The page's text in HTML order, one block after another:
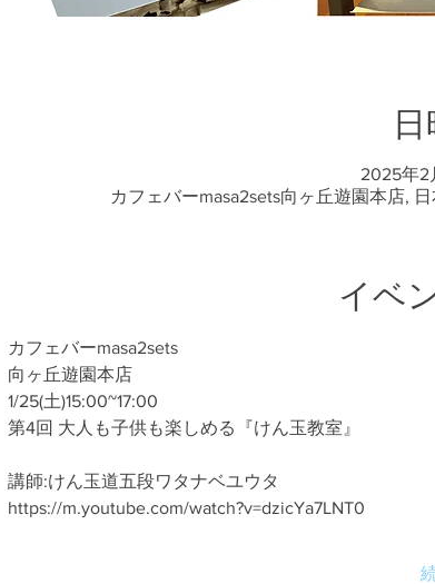
2025年2
カフェバーmasa2sets向ヶ丘遊園本店,
イベ
カフェバーmasa2sets
向ヶ丘遊園本店
1/25(土)15:00~17:00
第4回 大人も子供も楽しめる『けん玉教室』
講師:けん玉道五段ワタナベユウタ
https://m.youtube.com/watch?v=dzicYa7LNT0